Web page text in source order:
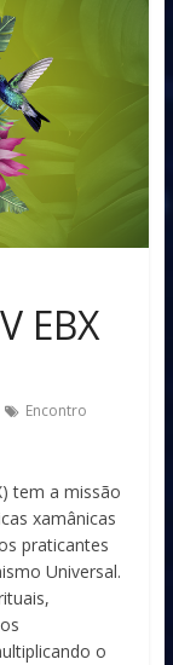
EBX
Encontro
tem a missão
xamânicas
praticantes
Universal.
o